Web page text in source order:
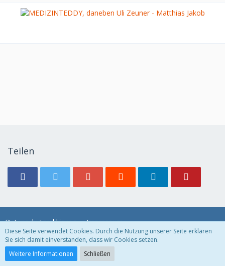
Teilen
Datenschutzerklärung Impressum
Community-Software:
Diese Seite verwendet Cookies. Durch die Nutzung unserer Seite erklären
Sie sich damit einverstanden, dass wir Cookies setzen.
Weitere Informationen
Schließen